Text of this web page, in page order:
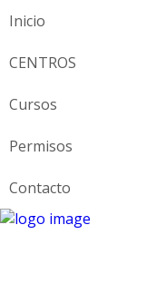
Inicio
CENTROS
Cursos
Permisos
Contacto